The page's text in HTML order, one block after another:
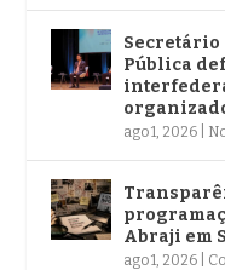
Secretário
Pública
ago 1, 2026
Abraji em
ago 1, 2026